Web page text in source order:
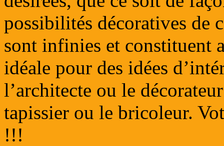
possibilités décoratives de
sont infinies et constituent
idéale pour des idées
l’architecte ou le
tapissier ou le bricoleur.
!!!